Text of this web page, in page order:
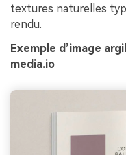
textures naturelles
rendu.
Exemple d’image
media.io